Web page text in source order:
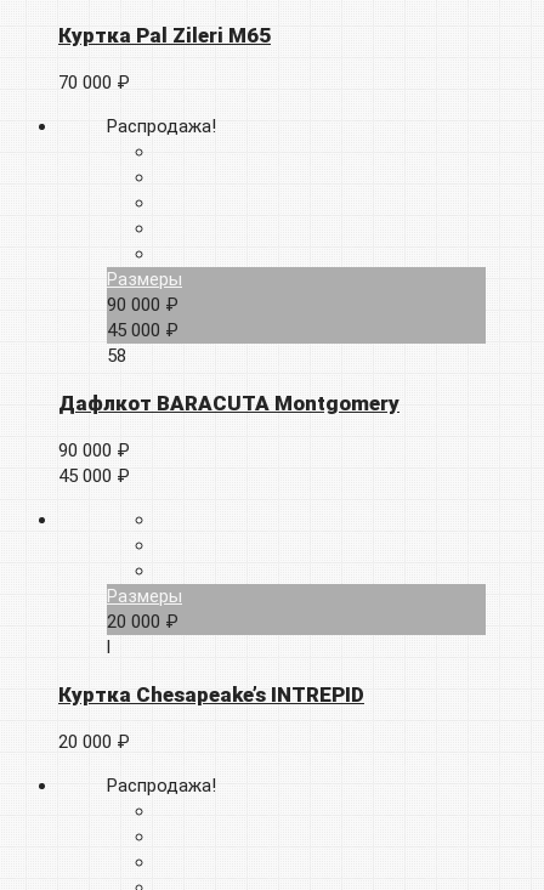
Куртка Pal Zileri M65
70 000 ₽
Распродажа!
Размеры
90 000 ₽
45 000 ₽
58
Дафлкот BARACUTA Montgomery
90 000 ₽
45 000 ₽
Размеры
20 000 ₽
l
Куртка Chesapeake’s INTREPID
20 000 ₽
Распродажа!